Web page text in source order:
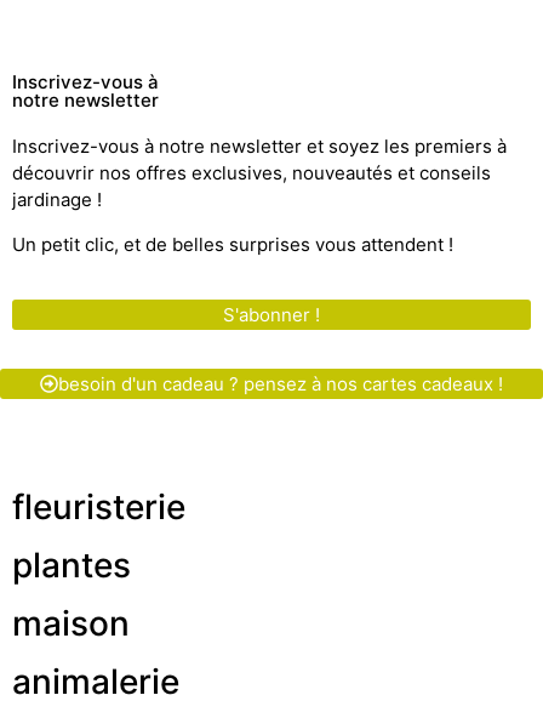
Inscrivez-vous à
notre newsletter
Inscrivez-vous à notre newsletter et soyez les premiers à
découvrir nos offres exclusives, nouveautés et conseils
jardinage !
Un petit clic, et de belles surprises vous attendent !
S'abonner !
besoin d'un cadeau ? pensez à nos cartes cadeaux !
fleuristerie
plantes
maison
animalerie